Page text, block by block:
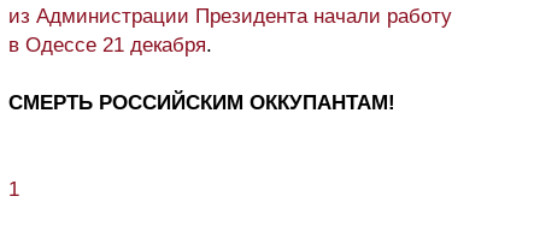
из Администрации Президента начали работу
в Одессе 21 декабря.
СМЕРТЬ РОССИЙСКИМ ОККУПАНТАМ!
1